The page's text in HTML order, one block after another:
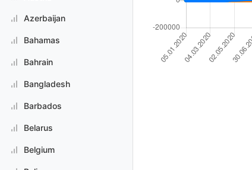
Azerbaijan
Bahamas
Bahrain
Bangladesh
Barbados
Belarus
Belgium